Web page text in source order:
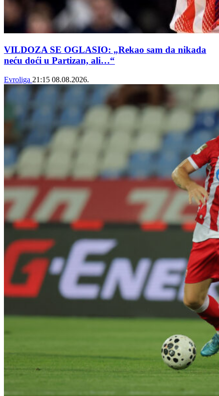
VILDOZA SE OGLASIO: „Rekao sam da nikada
neću doći u Partizan, ali…“
Evroliga 21:15 08.08.2026.